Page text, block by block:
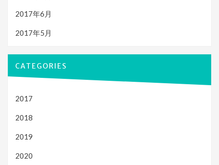
2017年6月
2017年5月
CATEGORIES
2017
2018
2019
2020